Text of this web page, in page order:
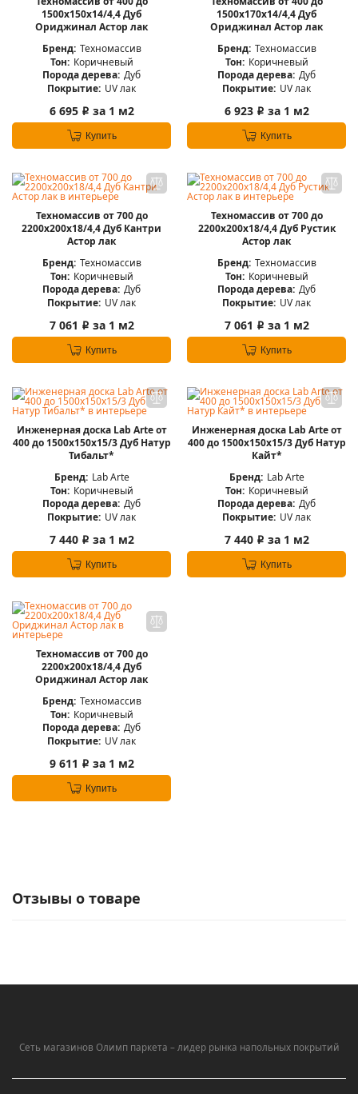
1500х150х14/4,4 Дуб
Ориджинал Астор лак
Бренд: Техномассив
Тон: Коричневый
Порода дерева: Дуб
Покрытие: UV лак
6 695 i за 1 м2
Купить
1500х170х14/4,4 Дуб
Ориджинал Астор лак
Бренд: Техномассив
Тон: Коричневый
Порода дерева: Дуб
Покрытие: UV лак
6 923 i за 1 м2
Купить
Техномассив от 700 до
2200х200х18/4,4 Дуб Кантри
Астор лак
Бренд: Техномассив
Тон: Коричневый
Порода дерева: Дуб
Покрытие: UV лак
7 061 i за 1 м2
Купить
Техномассив от 700 до
2200х200х18/4,4 Дуб Рустик
Астор лак
Бренд: Техномассив
Тон: Коричневый
Порода дерева: Дуб
Покрытие: UV лак
7 061 i за 1 м2
Купить
Инженерная доска Lab Arte от
400 до 1500х150х15/3 Дуб Натур
Тибальт*
Бренд: Lab Arte
Тон: Коричневый
Порода дерева: Дуб
Покрытие: UV лак
7 440 i за 1 м2
Купить
Инженерная доска Lab Arte от
400 до 1500х150х15/3 Дуб Натур
Кайт*
Бренд: Lab Arte
Тон: Коричневый
Порода дерева: Дуб
Покрытие: UV лак
7 440 i за 1 м2
Купить
Техномассив от 700 до
2200х200х18/4,4 Дуб
Ориджинал Астор лак
Бренд: Техномассив
Тон: Коричневый
Порода дерева: Дуб
Покрытие: UV лак
9 611 i за 1 м2
Купить
Отзывы о товаре
Сеть магазинов Олимп паркета – лидер рынка напольных покрытий